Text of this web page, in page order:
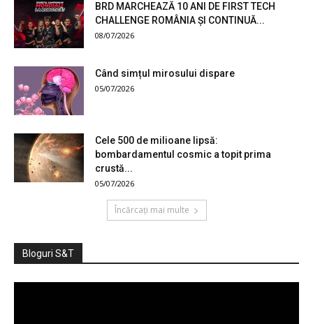
BRD MARCHEAZĂ 10 ANI DE FIRST TECH
CHALLENGE ROMÂNIA ȘI CONTINUĂ...
08/07/2026
Când simțul mirosului dispare
05/07/2026
Cele 500 de milioane lipsă:
bombardamentul cosmic a topit prima
crustă...
05/07/2026
Încărcați mai multe
Bloguri S&T